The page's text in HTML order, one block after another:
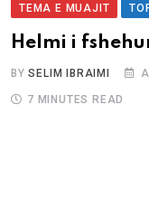
TEMA E MUAJIT
Helmi i
BYSELIM IBRAIMI
7 MINUTES READ